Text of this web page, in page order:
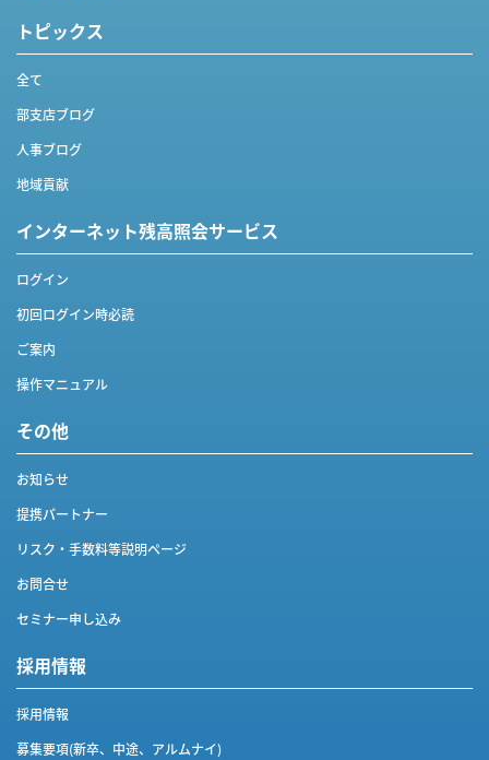
トピックス
全て
部支店ブログ
人事ブログ
地域貢献
インターネット残高照会サービス
ログイン
初回ログイン時必読
ご案内
操作マニュアル
その他
お知らせ
提携パートナー
リスク・手数料等説明ページ
お問合せ
セミナー申し込み
採用情報
採用情報
募集要項(新卒、中途、アルムナイ)